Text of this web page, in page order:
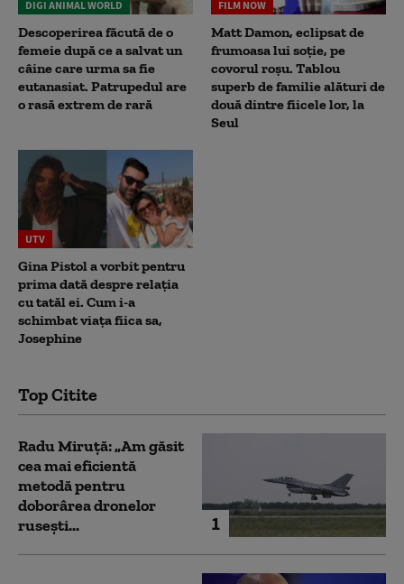
DIGI ANIMAL WORLD
Descoperirea făcută de o
femeie după ce a salvat un
câine care urma sa fie
eutanasiat. Patrupedul are
o rasă extrem de rară
FILM NOW
Matt Damon, eclipsat de
frumoasa lui soție, pe
covorul roșu. Tablou
superb de familie alături de
două dintre fiicele lor, la
Seul
UTV
Gina Pistol a vorbit pentru
prima dată despre relația
cu tatăl ei. Cum i-a
schimbat viața fiica sa,
Josephine
Top Citite
1
Radu Miruță: „Am găsit
cea mai eficientă
metodă pentru
doborârea dronelor
rusești...